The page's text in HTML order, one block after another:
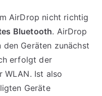
AirDrop nicht richtig
Bluetooth. AirDrop
Geräten zunächst
erfolgt der
WLAN. Ist also
Geräte